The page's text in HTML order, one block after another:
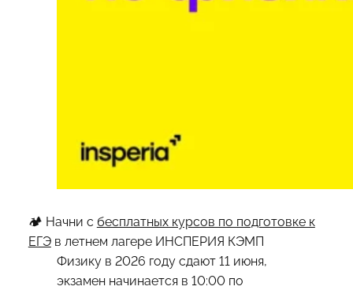
🏕 Начни с бесплатных курсов по подготовке к
ЕГЭв летнем лагере ИНСПЕРИЯ КЭМП
Физику в 2026 году сдают 11 июня,
экзамен начинается в 10:00 по